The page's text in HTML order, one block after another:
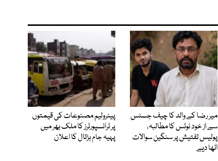
میر رضا کے والد کا چیف جسٹس
سے از خود نوٹس کا مطالبہ،
پولیس تفتیش پر سنگین سوالات
اٹھا دیے
پیٹرولیم مصنوعات کی قیمتوں
پر ٹرانسپورٹرز کا ملک بھر میں
پہیہ جام ہڑتال کا اعلان